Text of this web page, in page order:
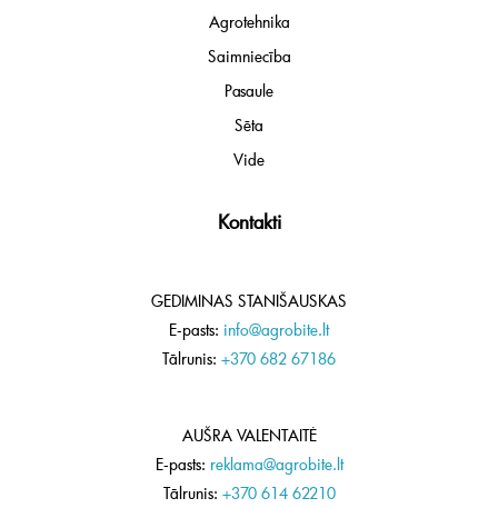
Agrotehnika
Saimniecība
Pasaule
Sēta
Vide
Kontakti
GEDIMINAS STANIŠAUSKAS
E-pasts: info@agrobite.lt
Tālrunis: +370 682 67186
AUŠRA VALENTAITĖ
E-pasts: reklama@agrobite.lt
Tālrunis: +370 614 62210